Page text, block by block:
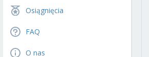
Osiągnięcia
FAQ
O nas